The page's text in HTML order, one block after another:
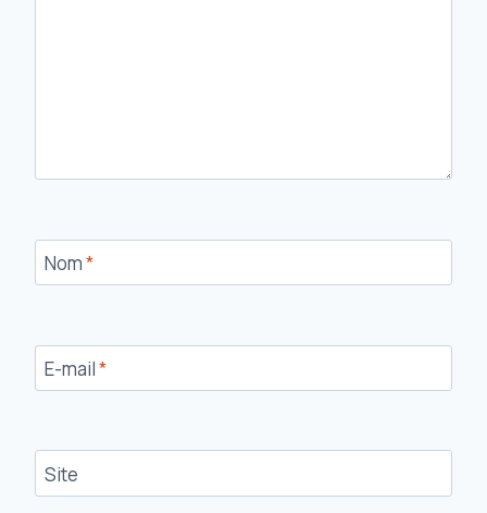
Nom*
E-mail*
Site